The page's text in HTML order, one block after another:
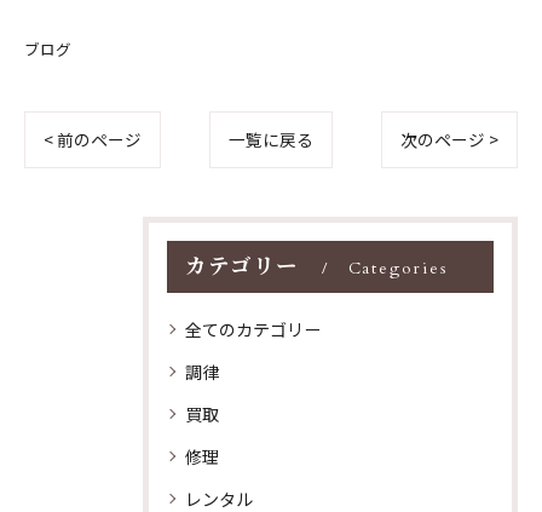
ブログ
< 前のページ 一覧に戻る 次のページ >
カテゴリー Categories
全てのカテゴリー
調律
買取
修理
レンタル